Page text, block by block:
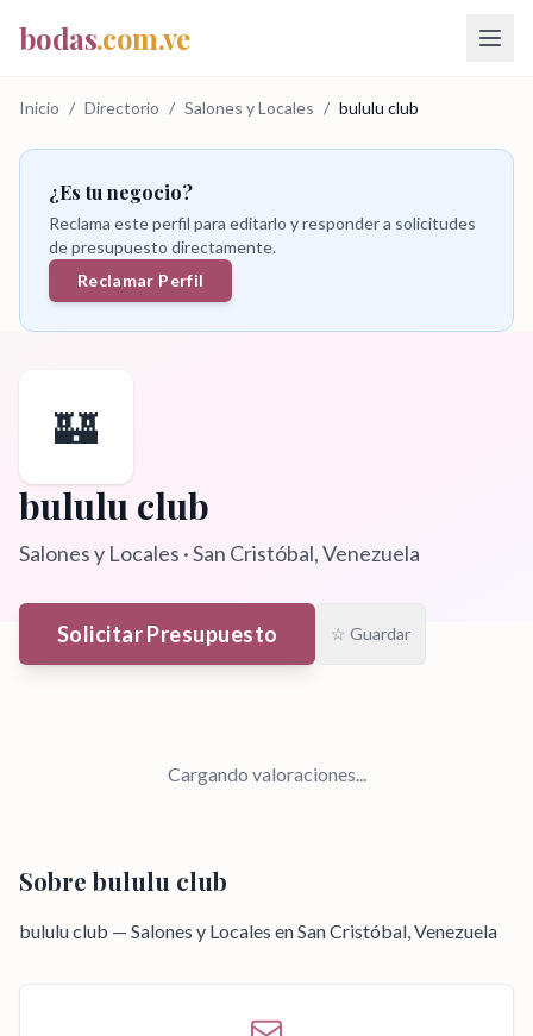
bodas.com.ve
Inicio / Directorio / Salones y Locales / bululu club
¿Es tu negocio?
Reclama este perfil para editarlo y responder a solicitudes
de presupuesto directamente.
Reclamar Perfil
🏰
bululu club
Salones y Locales ·San Cristóbal, Venezuela
Solicitar Presupuesto ☆ Guardar
Cargando valoraciones...
Sobrebululu club
bululu club — Salones y Locales en San Cristóbal, Venezuela